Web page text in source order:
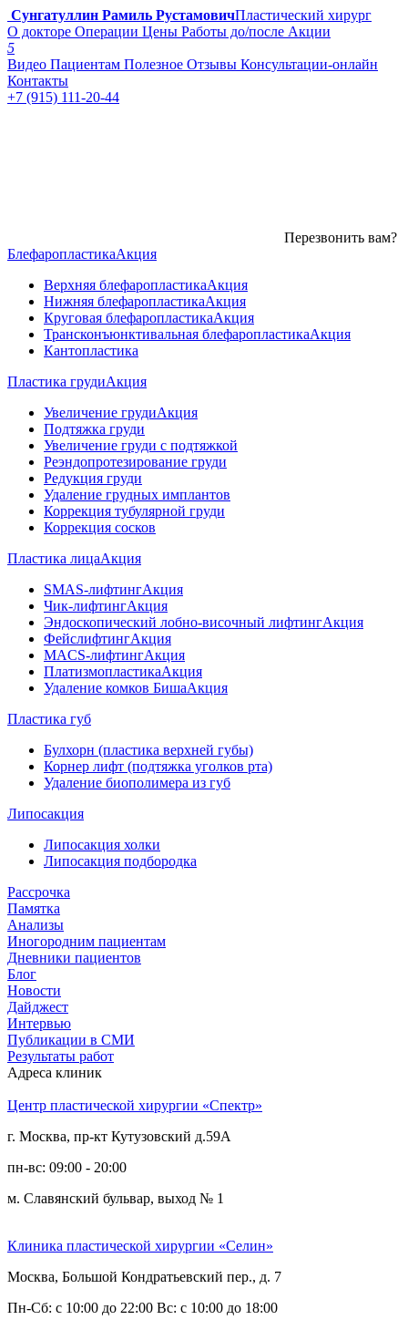
Сунгатуллин Рамиль РустамовичПластический хирург
О докторе Операции Цены Работы до/после Акции
5
Видео Пациентам Полезное Отзывы Консультации-онлайн
Контакты
+7 (915) 111-20-44
Перезвонить вам?
БлефаропластикаАкция
Верхняя блефаропластикаАкция
Нижняя блефаропластикаАкция
Круговая блефаропластикаАкция
Трансконъюнктивальная блефаропластикаАкция
Кантопластика
Пластика грудиАкция
Увеличение грудиАкция
Подтяжка груди
Увеличение груди с подтяжкой
Реэндопротезирование груди
Редукция груди
Удаление грудных имплантов
Коррекция тубулярной груди
Коррекция сосков
Пластика лицаАкция
SMAS-лифтингАкция
Чик-лифтингАкция
Эндоскопический лобно-височный лифтингАкция
ФейслифтингАкция
MACS-лифтингАкция
ПлатизмопластикаАкция
Удаление комков БишаАкция
Пластика губ
Булхорн (пластика верхней губы)
Корнер лифт (подтяжка уголков рта)
Удаление биополимера из губ
Липосакция
Липосакция холки
Липосакция подбородка
Рассрочка
Памятка
Анализы
Иногородним пациентам
Дневники пациентов
Блог
Новости
Дайджест
Интервью
Публикации в СМИ
Результаты работ
Адреса клиник
Центр пластической хирургии «Спектр»
г. Москва, пр-кт Кутузовский д.59А
пн-вс: 09:00 - 20:00
м. Славянский бульвар, выход № 1
Клиника пластической хирургии «Селин»
Москва, Большой Кондратьевский пер., д. 7
Пн-Сб: с 10:00 до 22:00 Вс: с 10:00 до 18:00